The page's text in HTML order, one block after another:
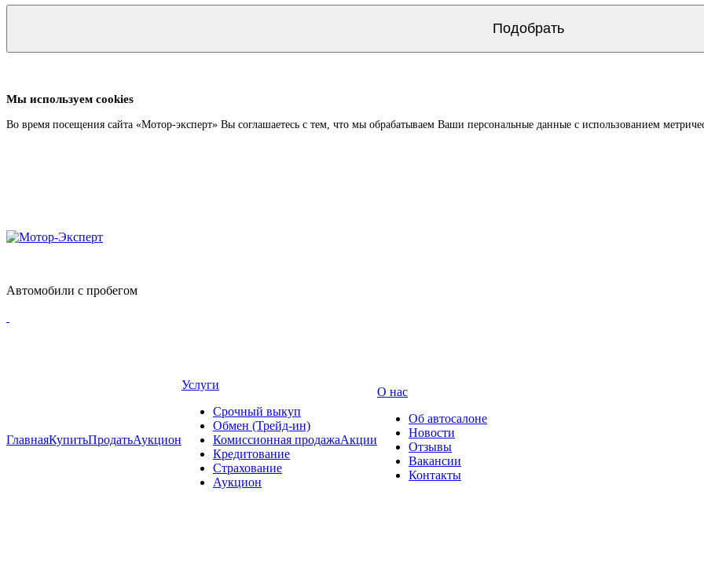
Мы используем cookies
Во время посещения сайта «Мотор-эксперт» Вы соглашаетесь с тем, что мы обрабатываем Ваши персональные данные с использованием
Автомобили с пробегом
ГлавнаяКупитьПродатьАукцион
Услуги
Срочный выкуп
Обмен (Трейд-ин)
Комиссионная продажа
Кредитование
Страхование
Аукцион
Акции
О нас
Об автосалоне
Новости
Отзывы
Вакансии
Контакты